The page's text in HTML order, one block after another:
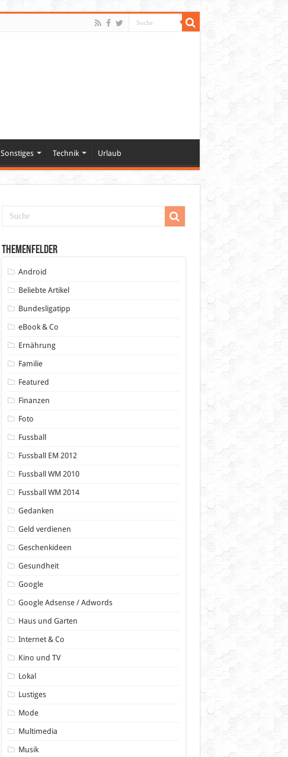
Sonstiges Technik Urlaub
Themenfelder
Android
Beliebte Artikel
Bundesligatipp
eBook & Co
Ernährung
Familie
Featured
Finanzen
Foto
Fussball
Fussball EM 2012
Fussball WM 2010
Fussball WM 2014
Gedanken
Geld verdienen
Geschenkideen
Gesundheit
Google
Google Adsense / Adwords
Haus und Garten
Internet & Co
Kino und TV
Lokal
Lustiges
Mode
Multimedia
Musik